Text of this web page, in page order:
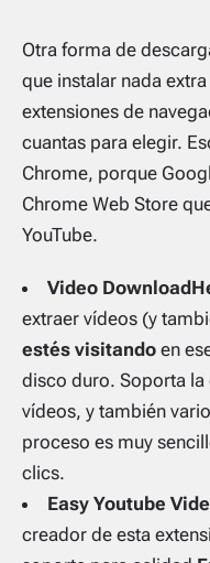
Otra forma de
que instalar nada
extensiones de
cuantas para elegir.
Chrome, porque
Chrome Web Store
YouTube.
Video
extraer vídeos (y
estés visitando en
disco duro. Soporta
vídeos, y también
proceso es muy
clics.
Easy Youtube
creador de esta